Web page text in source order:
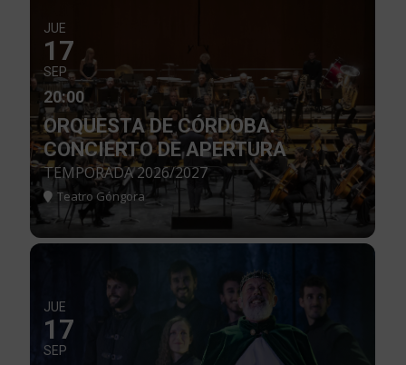
JUE
17
SEP
20:00
ORQUESTA DE CÓRDOBA.
CONCIERTO DE APERTURA
TEMPORADA 2026/2027
Teatro Góngora
JUE
17
SEP